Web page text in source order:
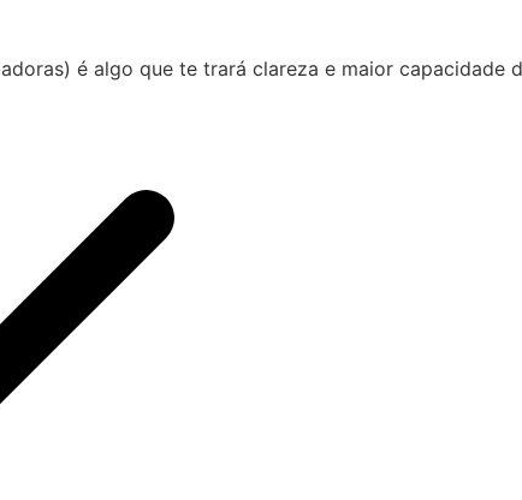
é algo que te trará clareza e maior capacidade